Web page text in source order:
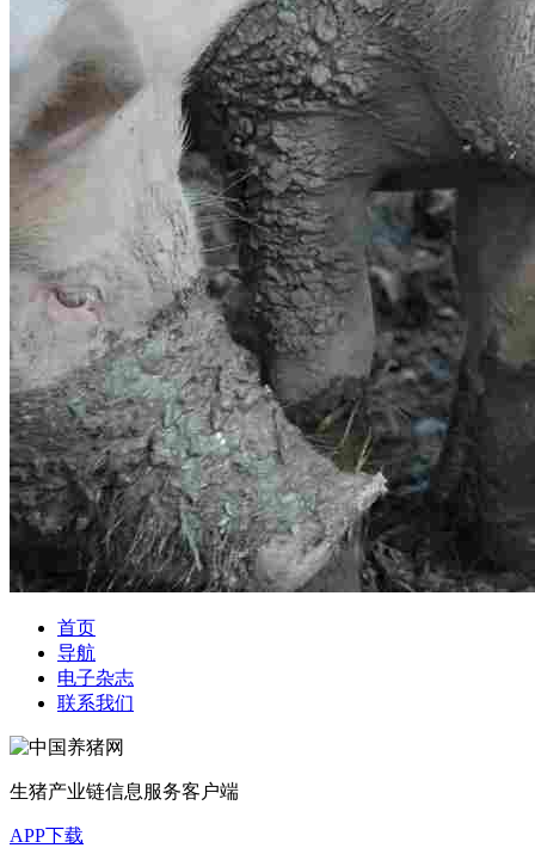
首页
导航
电子杂志
联系我们
生猪产业链信息服务客户端
APP下载